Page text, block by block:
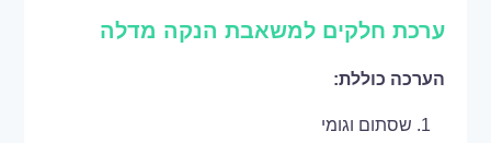
ערכת חלקים למשאבת הנקה מדלה
הערכה כוללת:
שסתום וגומי